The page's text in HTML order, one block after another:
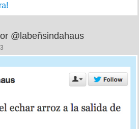
@labeñsindahaus